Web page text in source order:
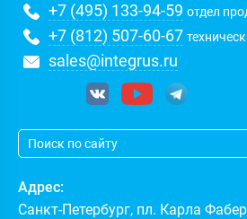
+7 (495) 133-94-59 отдел
+7 (812) 507-60-67
sales@integrus.ru
Адрес:
Санкт-Петербург, пл. Карла